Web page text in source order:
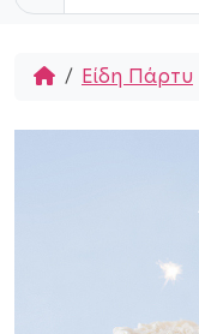
HomeΕίδη Πάρτυ